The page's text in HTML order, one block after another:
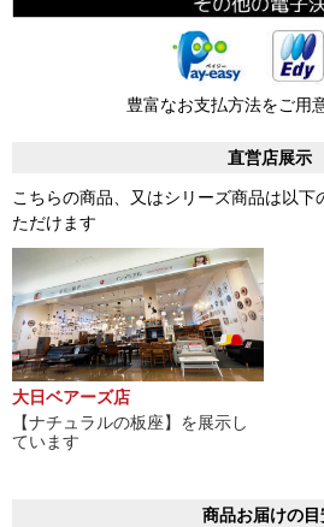
豊富なお支払方法をご用
直営店展示
こちらの商品、又はシリーズ商品は以
ただけます
大日ベアーズ店
【ナチュラルの板座】を展示し
ています
商品お届けの目